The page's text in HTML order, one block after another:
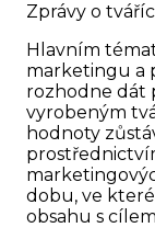
Zprávy o
Hlavním
marketingu a
rozhodne dát
vyrobeným
hodnoty
dobu, ve
obsahu s